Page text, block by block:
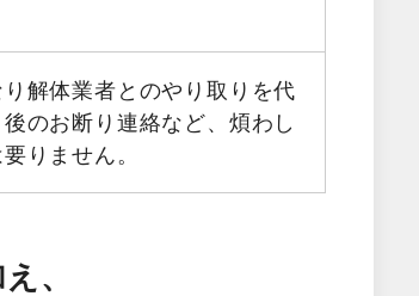
解体業者とのやり取りを代
のお断り連絡など、煩わし
りません。
、